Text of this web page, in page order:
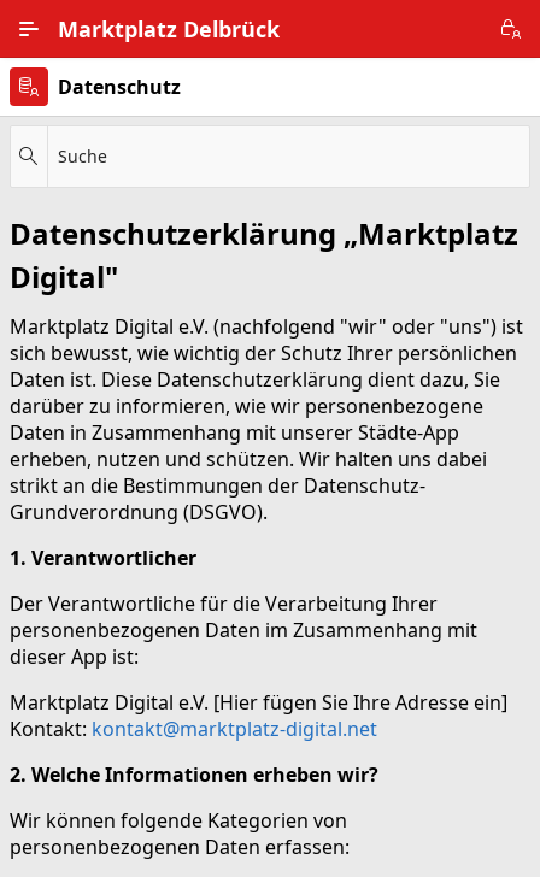
Marktplatz Delbrück
Alle Ortsteile
Impressum
Datenschutz
Datenschutz
Suche
Datenschutzerklärung „Marktplatz
Digital"
Marktplatz Digital e.V. (nachfolgend "wir" oder "uns") ist
sich bewusst, wie wichtig der Schutz Ihrer persönlichen
Daten ist. Diese Datenschutzerklärung dient dazu, Sie
darüber zu informieren, wie wir personenbezogene
Daten in Zusammenhang mit unserer Städte-App
erheben, nutzen und schützen. Wir halten uns dabei
strikt an die Bestimmungen der Datenschutz-
Grundverordnung (DSGVO).
1. Verantwortlicher
Der Verantwortliche für die Verarbeitung Ihrer
personenbezogenen Daten im Zusammenhang mit
dieser App ist:
Marktplatz Digital e.V. [Hier fügen Sie Ihre Adresse ein]
Kontakt: kontakt@marktplatz-digital.net
2. Welche Informationen erheben wir?
Wir können folgende Kategorien von
personenbezogenen Daten erfassen: